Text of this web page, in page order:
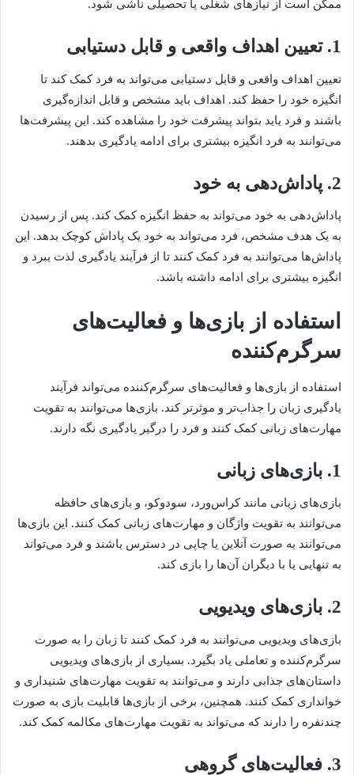
ممکن است از نیازهای شغلی یا تحصیلی ناشی شود.
1. تعیین اهداف واقعی و قابل دستیابی
تعیین اهداف واقعی و قابل دستیابی می‌تواند به فرد کمک کند تا
انگیزه خود را حفظ کند. اهداف باید مشخص و قابل اندازه‌گیری
باشند و فرد باید بتواند پیشرفت خود را مشاهده کند. این پیشرفت‌ها
می‌توانند به فرد انگیزه بیشتری برای ادامه یادگیری بدهند.
2. پاداش‌دهی به خود
پاداش‌دهی به خود می‌تواند به حفظ انگیزه کمک کند. پس از رسیدن
به یک هدف مشخص، فرد می‌تواند به خود یک پاداش کوچک بدهد. این
پاداش‌ها می‌توانند به فرد کمک کنند تا از فرآیند یادگیری لذت ببرد و
انگیزه بیشتری برای ادامه داشته باشد.
استفاده از بازی‌ها و فعالیت‌های
سرگرم‌کننده
استفاده از بازی‌ها و فعالیت‌های سرگرم‌کننده می‌تواند فرآیند
یادگیری زبان را جذاب‌تر و موثرتر کند. بازی‌ها می‌توانند به تقویت
مهارت‌های زبانی کمک کنند و فرد را درگیر یادگیری نگه دارند.
1. بازی‌های زبانی
بازی‌های زبانی مانند کراس‌ورد، سودوکو، و بازی‌های حافظه
می‌توانند به تقویت واژگان و مهارت‌های زبانی کمک کنند. این بازی‌ها
می‌توانند به صورت آنلاین یا چاپی در دسترس باشند و فرد می‌تواند
به تنهایی یا با دیگران آن‌ها را بازی کند.
2. بازی‌های ویدیویی
بازی‌های ویدیویی می‌توانند به فرد کمک کنند تا زبان را به صورت
سرگرم‌کننده و تعاملی یاد بگیرد. بسیاری از بازی‌های ویدیویی
داستان‌های جذابی دارند و می‌توانند به تقویت مهارت‌های شنیداری و
خوانداری کمک کنند. همچنین، برخی از بازی‌ها قابلیت بازی به صورت
چندنفره را دارند که می‌تواند به تقویت مهارت‌های مکالمه کمک کند.
3. فعالیت‌های گروهی